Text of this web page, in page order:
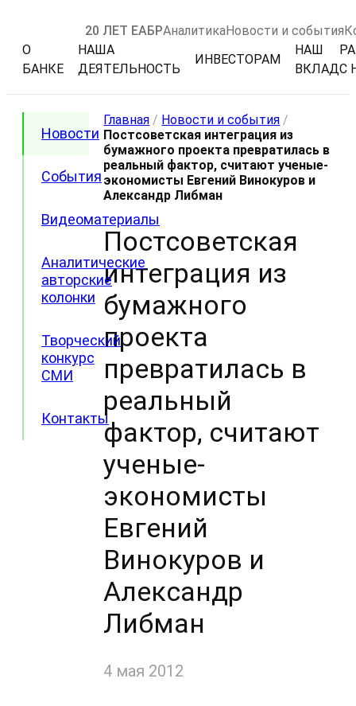
20 ЛЕТ ЕАБРАналитикаНовости и события
О
БАНКЕ
НАША
ДЕЯТЕЛЬНОСТЬ
ИНВЕСТОРАМ
НАШ
ВКЛАДС
Новости
События
Видеоматериалы
Аналитические
авторские
колонки
Творческий
конкурс
СМИ
Контакты
Главная / Новости и события /
Постсоветская интеграция из
бумажного проекта превратилась в
реальный фактор, считают ученые-
экономисты Евгений Винокуров и
Александр Либман
Постсоветская
интеграция из
бумажного
проекта
превратилась в
реальный
фактор, считают
ученые-
экономисты
Евгений
Винокуров и
Александр
Либман
4 мая 2012